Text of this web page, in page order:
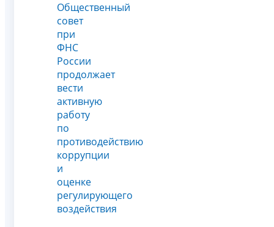
Общественный
совет
при
ФНС
России
продолжает
вести
активную
работу
по
противодействию
коррупции
и
оценке
регулирующего
воздействия